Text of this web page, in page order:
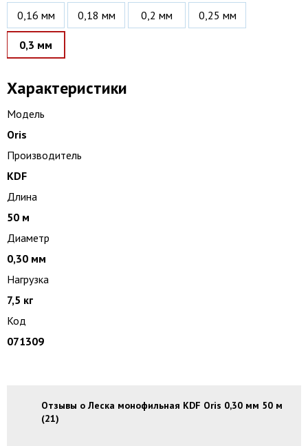
0,16 мм 0,18 мм 0,2 мм 0,25 мм
0,3 мм
Характеристики
Модель
Oris
Производитель
KDF
Длина
50 м
Диаметр
0,30 мм
Нагрузка
7,5 кг
Код
071309
Отзывы о Леска монофильная KDF Oris 0,30 мм 50 м
(21)